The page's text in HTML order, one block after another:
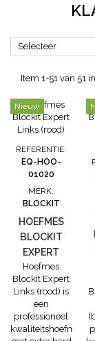
Selecteer
Item 1-51 van 51
Nieuw
REFERENTIE:
EQ-HOO-
01020
MERK:
BLOCKIT
HOEFMES
BLOCKIT
EXPERT
LINKS
(ROOD)
Hoefmes
Blockit Expert
Links (rood) is
een
professioneel
kwaliteitshoefmes